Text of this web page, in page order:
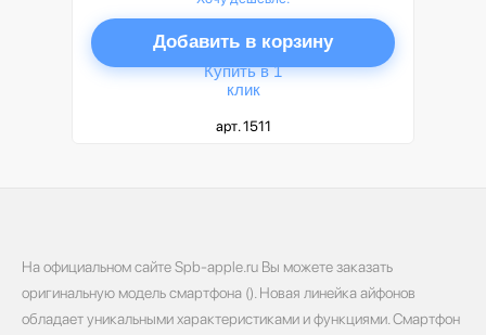
Добавить в корзину
Купить в 1
клик
арт. 1511
На официальном сайте Spb-apple.ru Вы можете заказать
оригинальную модель смартфона (). Новая линейка айфонов
обладает уникальными характеристиками и функциями. Смартфон